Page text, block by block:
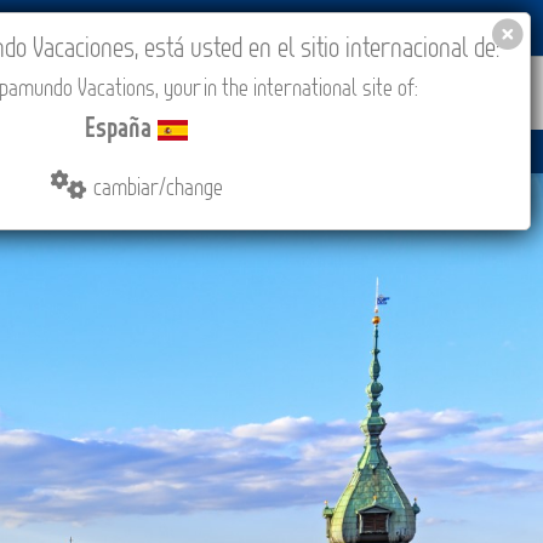
COMPRAR CONTACTO MÁS
Vacaciones, está usted en el sitio internacional de:
Vacations, your in the international site of:
España
cambiar/change